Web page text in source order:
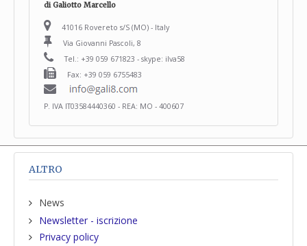
di Galiotto Marcello
41016 Rovereto s/S (MO) - Italy
Via Giovanni Pascoli, 8
Tel.: +39 059 671823 - skype: ilva58
Fax: +39 059 6755483
P. IVA IT03584440360 - REA: MO - 400607
ALTRO
News
Newsletter - iscrizione
Privacy policy